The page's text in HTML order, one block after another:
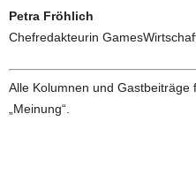
Petra Fröhlich
Chefredakteurin
Alle Kolumnen und Gastbeiträge
„Meinung“.